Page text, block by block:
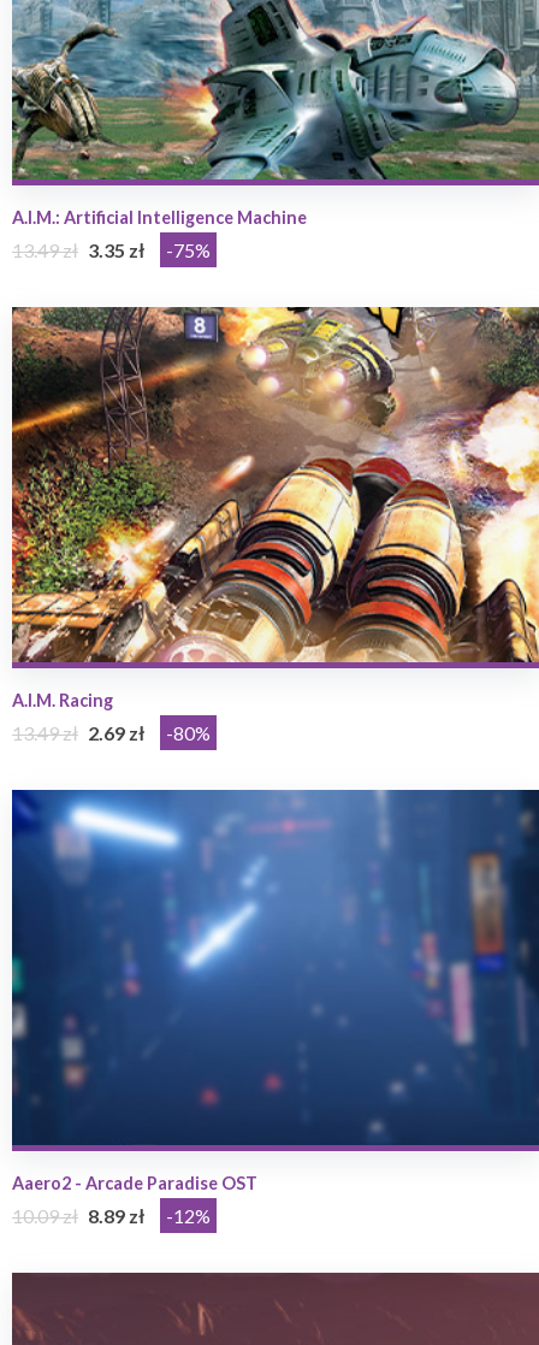
A.I.M.: Artificial Intelligence Machine
13.49 zł 3.35 zł -75%
A.I.M. Racing
13.49 zł 2.69 zł -80%
Aaero2 - Arcade Paradise OST
10.09 zł 8.89 zł -12%